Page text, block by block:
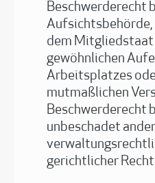
Beschwerderecht
Aufsichtsbehörde,
dem Mitgliedstaat
gewöhnlichen
Arbeitsplatzes
mutmaßlichen
Beschwerderecht
unbeschadet
gerichtlicher